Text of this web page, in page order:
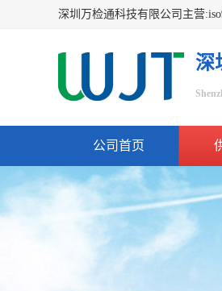
深
公司首页